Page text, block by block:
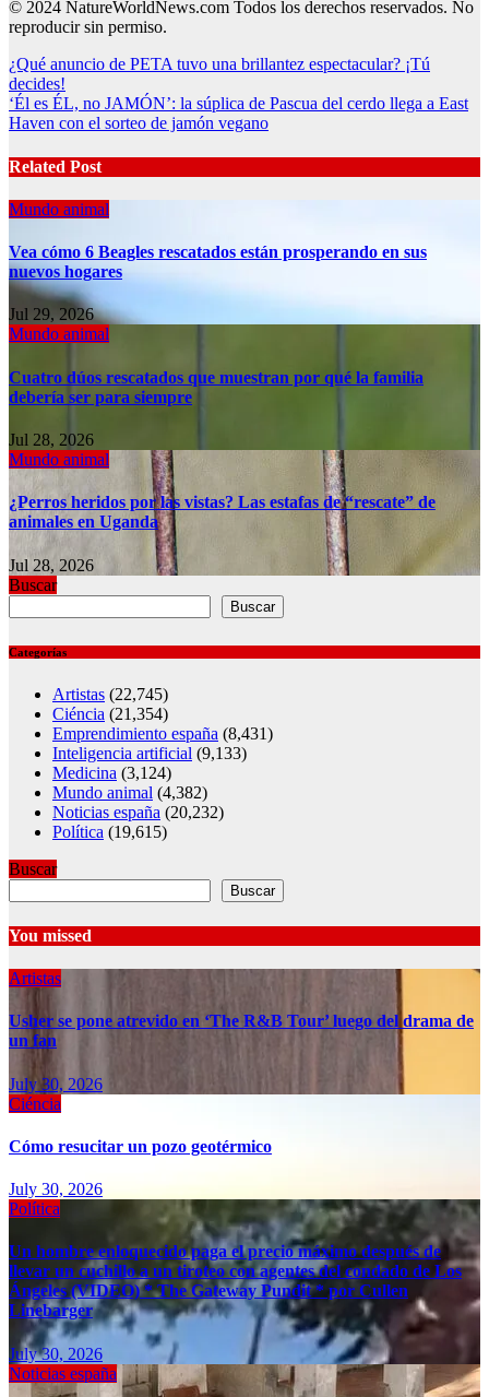
© 2024 NatureWorldNews.com Todos los derechos reservados. No
reproducir sin permiso.
Post
navigation
¿Qué anuncio de PETA tuvo una brillantez espectacular? ¡Tú
decides!
‘Él es ÉL, no JAMÓN’: la súplica de Pascua del cerdo llega a East
Haven con el sorteo de jamón vegano
Related Post
Mundo animal
Vea cómo 6 Beagles rescatados están prosperando en sus
nuevos hogares
Jul 29, 2026
Mundo animal
Cuatro dúos rescatados que muestran por qué la familia
debería ser para siempre
Jul 28, 2026
Mundo animal
¿Perros heridos por las vistas? Las estafas de “rescate” de
animales en Uganda
Jul 28, 2026
Buscar
Buscar
Categorías
Artistas (22,745)
Ciéncia (21,354)
Emprendimiento españa (8,431)
Inteligencia artificial (9,133)
Medicina (3,124)
Mundo animal (4,382)
Noticias españa (20,232)
Política (19,615)
Buscar
Buscar
You missed
Artistas
Usher se pone atrevido en ‘The R&B Tour’ luego del drama de
un fan
July 30, 2026
Ciéncia
Cómo resucitar un pozo geotérmico
July 30, 2026
Política
Un hombre enloquecido paga el precio máximo después de
llevar un cuchillo a un tiroteo con agentes del condado de Los
Ángeles (VIDEO) * The Gateway Pundit * por Cullen
Linebarger
July 30, 2026
Noticias españa